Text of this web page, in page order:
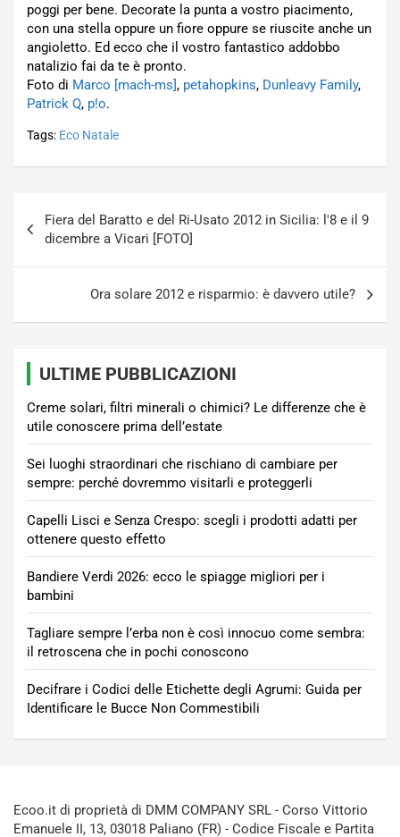
poggi per bene. Decorate la punta a vostro piacimento,
con una stella oppure un fiore oppure se riuscite anche un
angioletto. Ed ecco che il vostro fantastico addobbo
natalizio fai da te è pronto.
Foto di Marco [mach-ms], petahopkins, Dunleavy Family,
Patrick Q, p!o.
Tags: Eco Natale
articoli
Fiera del Baratto e del Ri-Usato 2012 in Sicilia: l'8 e il 9
dicembre a Vicari [FOTO]
Ora solare 2012 e risparmio: è davvero utile?
ULTIME PUBBLICAZIONI
Creme solari, filtri minerali o chimici? Le differenze che è
utile conoscere prima dell’estate
Sei luoghi straordinari che rischiano di cambiare per
sempre: perché dovremmo visitarli e proteggerli
Capelli Lisci e Senza Crespo: scegli i prodotti adatti per
ottenere questo effetto
Bandiere Verdi 2026: ecco le spiagge migliori per i
bambini
Tagliare sempre l’erba non è così innocuo come sembra:
il retroscena che in pochi conoscono
Decifrare i Codici delle Etichette degli Agrumi: Guida per
Identificare le Bucce Non Commestibili
Ecoo.it di proprietà di DMM COMPANY SRL - Corso Vittorio
Emanuele II, 13, 03018 Paliano (FR) - Codice Fiscale e Partita